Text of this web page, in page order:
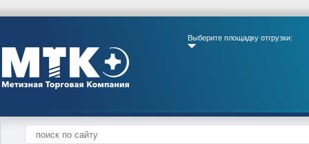
Выберите площадку отгрузки: